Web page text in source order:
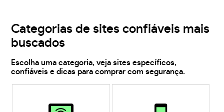
Categorias de sites confiáveis mais
buscados
Escolha uma categoria, veja sites específicos,
confiáveis e dicas para comprar com segurança.